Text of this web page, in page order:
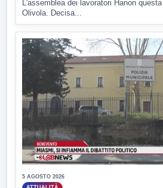
L'assemblea dei lavoratori Hanon
Olivola. Decisa...
5 AGOSTO 2026